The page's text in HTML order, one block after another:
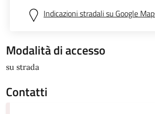
Indicazioni stradali su Google
Modalità di accesso
su strada
Contatti